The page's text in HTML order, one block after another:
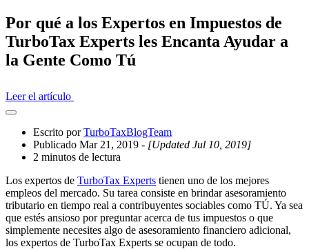
Por qué a los Expertos en Impuestos de
TurboTax Experts les Encanta Ayudar a
la Gente Como Tú
Leer el artículo
Abrir
cajón
compartido
Escrito porTurboTaxBlogTeam
Publicado Mar 21, 2019 - [Updated Jul 10, 2019]
2 minutos de lectura
Los expertos de TurboTax Experts tienen uno de los mejores
empleos del mercado. Su tarea consiste en brindar asesoramiento
tributario en tiempo real a contribuyentes sociables como TÚ. Ya sea
que estés ansioso por preguntar acerca de tus impuestos o que
simplemente necesites algo de asesoramiento financiero adicional,
los expertos de TurboTax Experts se ocupan de todo.